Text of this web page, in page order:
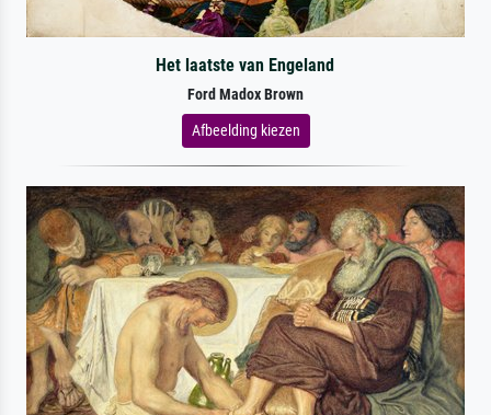
Het laatste van Engeland
Ford Madox Brown
Afbeelding kiezen